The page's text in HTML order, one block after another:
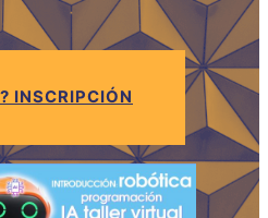
INSCRIPCIÓN